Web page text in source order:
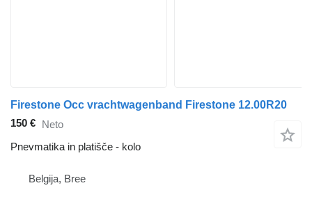
Firestone Occ vrachtwagenband Firestone 12.00R20
150 € Neto
Pnevmatika in platišče - kolo
Belgija, Bree